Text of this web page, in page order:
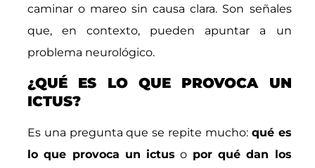
caminar o mareo sin causa clara. Son señales
que, en contexto, pueden apuntar a un
problema neurológico.
¿QUÉ ES LO QUE PROVOCA UN
ICTUS?
Es una pregunta que se repite mucho: qué es
lo que provoca un ictus o por qué dan los